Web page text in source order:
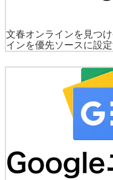
文春オンラインを見つ
インを優先ソースに設定